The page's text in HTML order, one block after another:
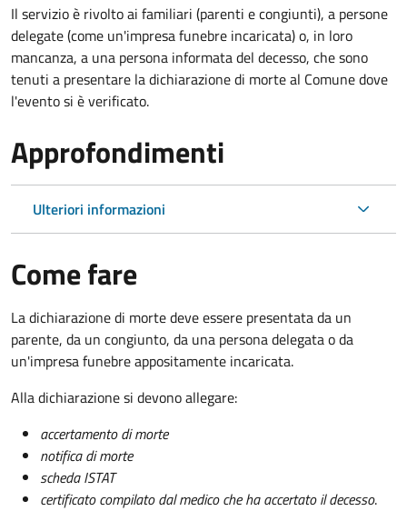
Il servizio è rivolto ai familiari (parenti e congiunti), a persone
delegate (come un'impresa funebre incaricata) o, in loro
mancanza, a una persona informata del decesso, che sono
tenuti a presentare la dichiarazione di morte al Comune dove
l'evento si è verificato.
Approfondimenti
Ulteriori informazioni
Come fare
La dichiarazione di morte deve essere presentata da un
parente, da un congiunto, da una persona delegata o da
un'impresa funebre appositamente incaricata.
Alla dichiarazione si devono allegare:
accertamento di morte
notifica di morte
scheda ISTAT
certificato compilato dal medico che ha accertato il decesso.